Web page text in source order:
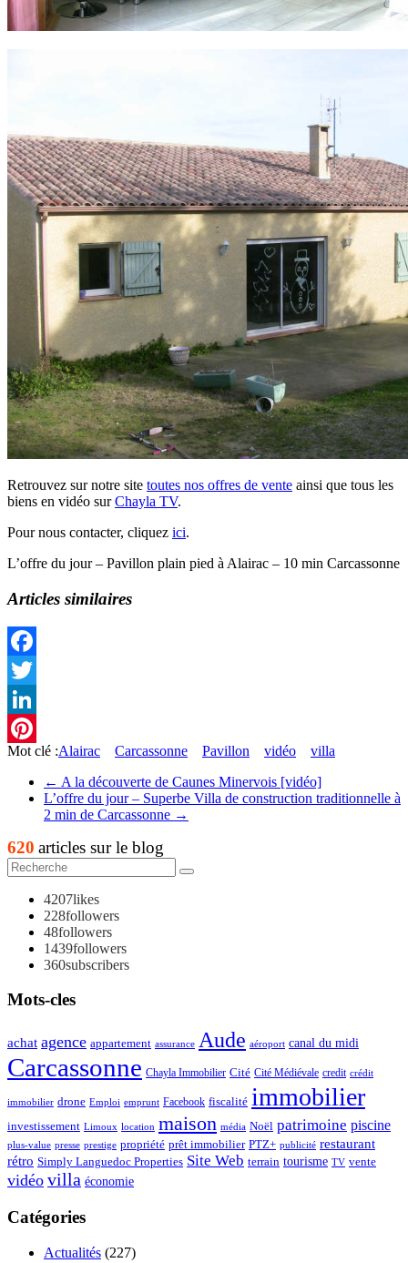
Retrouvez sur notre site toutes nos offres de vente ainsi que tous les
biens en vidéo surChayla TV.
Pour nous contacter, cliquez ici.
L’offre du jour – Pavillon plain pied à Alairac – 10 min Carcassonne
Articles similaires
Facebook
Twitter
LinkedIn
Pinterest
Mot clé :Alairac Carcassonne Pavillon vidéo
villa
← A la découverte de Caunes Minervois [vidéo]
L’offre du jour – Superbe Villa de construction traditionnelle à
2 min de Carcassonne →
620 articles sur le blog
4207likes
228followers
48followers
1439followers
360subscribers
Mots-cles
achat agence appartement assurance Aude aéroport canal du midi
Carcassonne Chayla Immobilier Cité Cité Médiévale credit crédit
immobilier drone Emploi emprunt Facebook fiscalité immobilier
investissement Limoux location maison média Noël patrimoine piscine
plus-value presse prestige propriété prêt immobilier PTZ+ publicité restaurant
rétro Simply Languedoc Properties Site Web terrain tourisme TV vente
vidéo villa économie
Catégories
Actualités (227)